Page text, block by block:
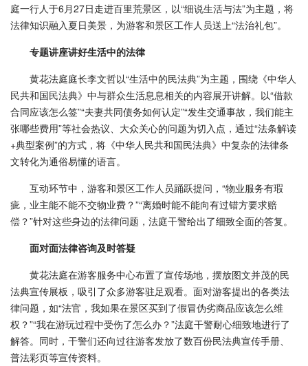
庭一行人于6月27日走进百里荒景区，以“细说生活与法”为主题，将
法律知识融入夏日美景，为游客和景区工作人员送上“法治礼包”。
专题讲座讲好生活中的法律
黄花法庭庭长李文哲以“生活中的民法典”为主题，围绕《中华人
民共和国民法典》中与群众生活息息相关的内容展开讲解。以“借款
合同应该怎么签”“夫妻共同债务如何认定”“发生交通事故，我们能主
张哪些费用”等社会热议、大众关心的问题为切入点，通过“法条解读
+典型案例”的方式，将《中华人民共和国民法典》中复杂的法律条
文转化为通俗易懂的语言。
互动环节中，游客和景区工作人员踊跃提问，“物业服务有瑕
疵，业主能不能不交物业费？”“离婚时能不能向有过错方要求赔
偿？”针对这些身边的法律问题，法庭干警给出了细致全面的答复。
面对面法律咨询及时答疑
黄花法庭在游客服务中心布置了宣传场地，摆放图文并茂的民
法典宣传展板，吸引了众多游客驻足观看。面对游客提出的各类法
律问题，如“法官，我如果在景区买到了假冒伪劣商品应该怎么维
权？”“我在游玩过程中受伤了怎么办？”法庭干警耐心细致地进行了
解答。同时，干警们还向过往游客发放了数百份民法典宣传手册、
普法彩页等宣传资料。